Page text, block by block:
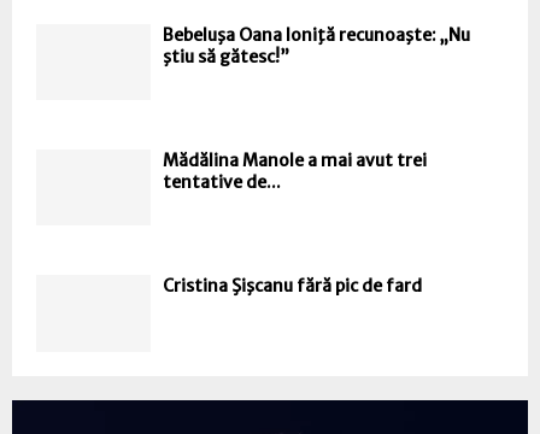
Bebeluşa Oana Ioniţă recunoaşte: „Nu
ştiu să gătesc!”
Mădălina Manole a mai avut trei
tentative de...
Cristina Şişcanu fără pic de fard